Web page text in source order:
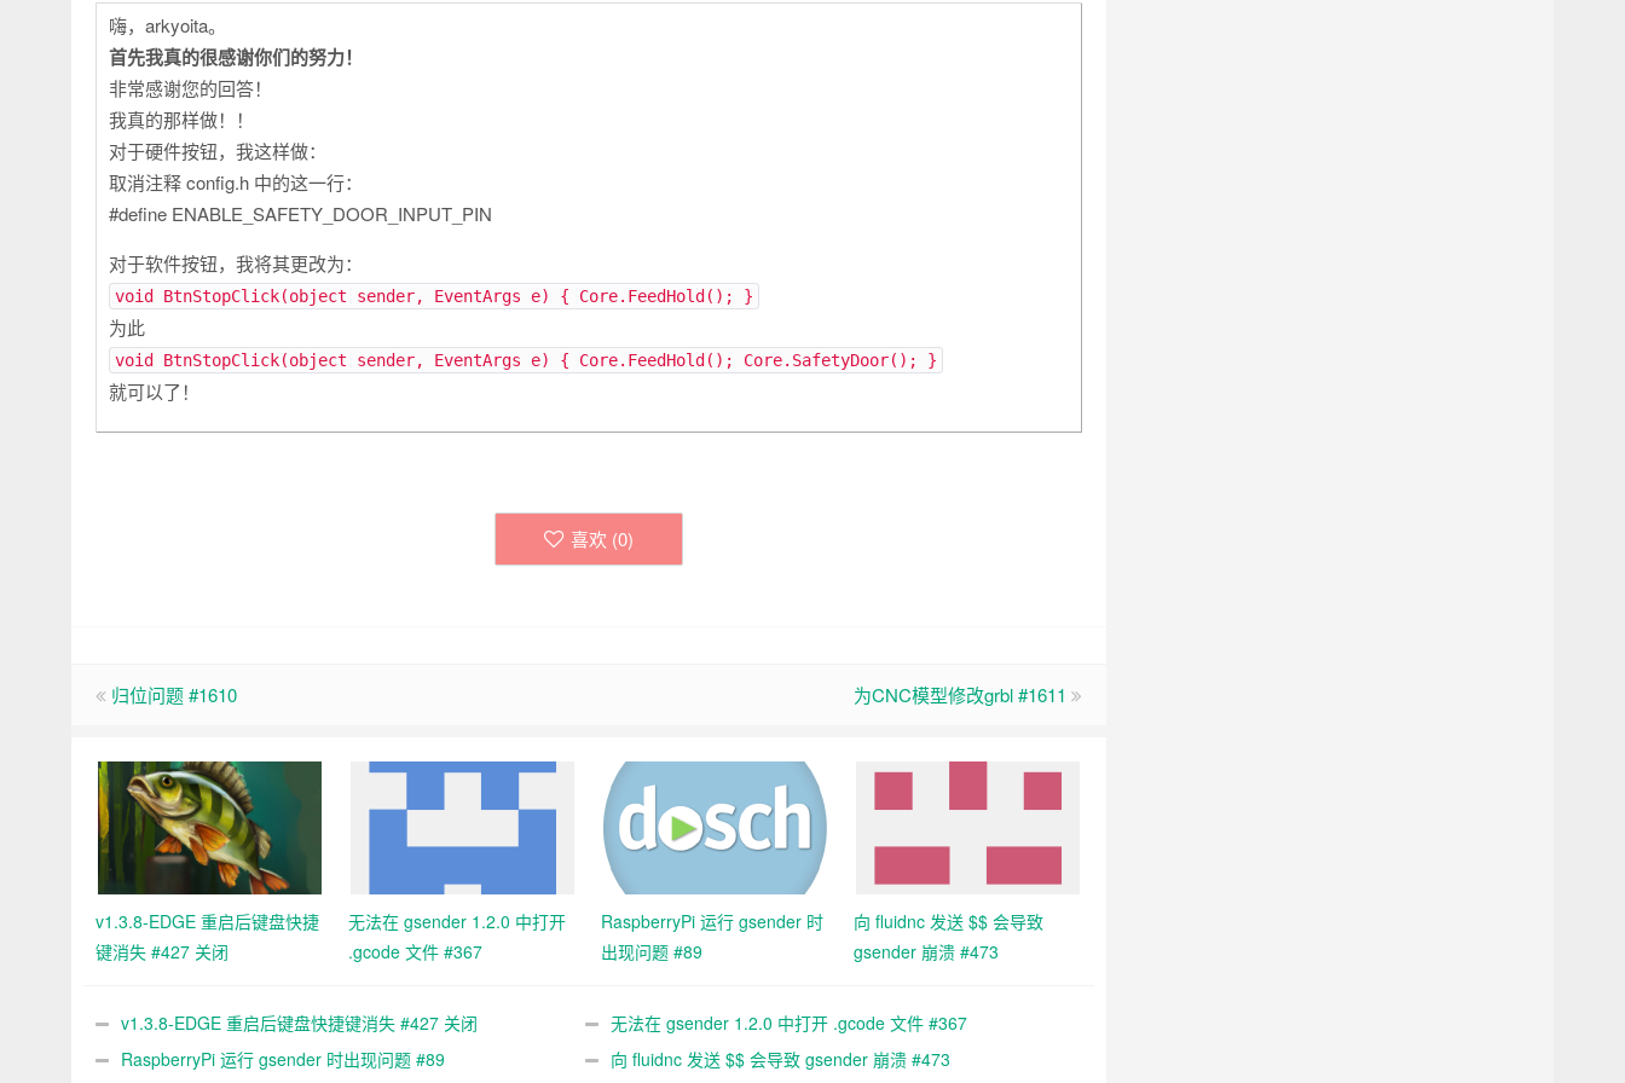
嗨，arkyoita。
首先我真的很感谢你们的努力！
非常感谢您的回答！
我真的那样做！！
对于硬件按钮，我这样做：
取消注释 config.h 中的这一行：
#define ENABLE_SAFETY_DOOR_INPUT_PIN
对于软件按钮，我将其更改为：
void BtnStopClick(object sender, EventArgs e) { Core.FeedHold(); }
为此
void BtnStopClick(object sender, EventArgs e) { Core.FeedHold(); Core.SafetyDoor(); }
就可以了！
喜欢 (0)
归位问题 #1610 为CNC模型修改grbl #1611
v1.3.8-EDGE 重启后键盘快捷
键消失 #427 关闭
无法在 gsender 1.2.0 中打开
.gcode 文件 #367
RaspberryPi 运行 gsender 时
出现问题 #89
向 fluidnc 发送 $$ 会导致
gsender 崩溃 #473
v1.3.8-EDGE 重启后键盘快捷键消失 #427 关闭
无法在 gsender 1.2.0 中打开 .gcode 文件 #367
RaspberryPi 运行 gsender 时出现问题 #89
向 fluidnc 发送 $$ 会导致 gsender 崩溃 #473